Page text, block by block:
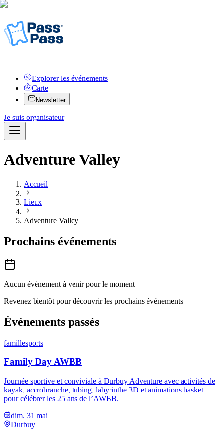
Explorer les événements
Carte
Newsletter
Je suis organisateur
Adventure Valley
Accueil
Lieux
Adventure Valley
Prochains événements
Aucun événement à venir pour le moment
Revenez bientôt pour découvrir les prochains événements
Événements passés
famillesports
Family Day AWBB
Journée sportive et conviviale à Durbuy Adventure avec activités de
kayak, accrobranche, tubing, labyrinthe 3D et animations basket
pour célébrer les 25 ans de l’AWBB.
dim. 31 mai
Durbuy